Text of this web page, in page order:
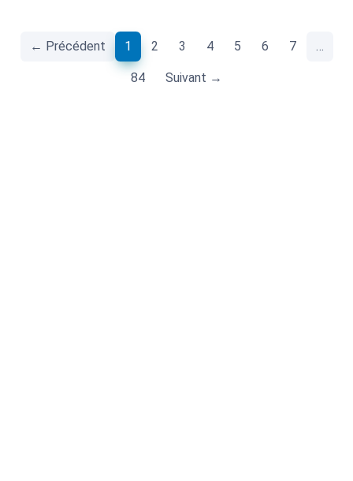
← Précédent 1 (current)
2 3 4 5 6 7 …
84 Suivant →